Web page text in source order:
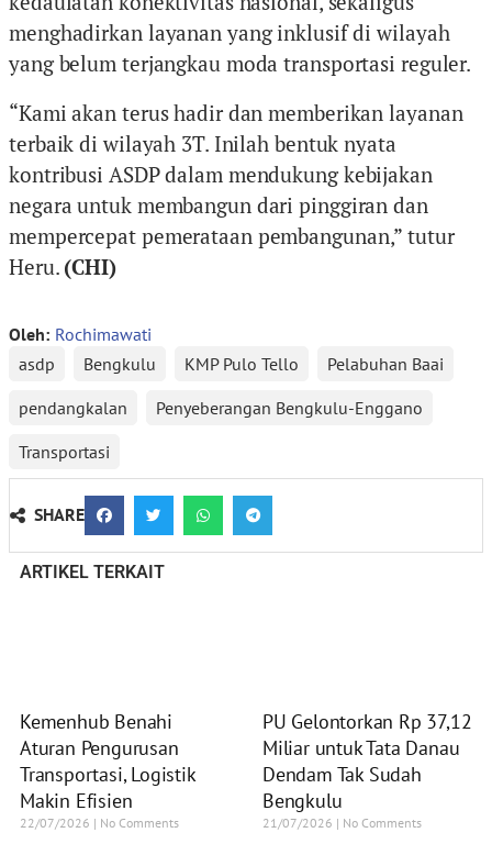
menghadirkan layanan yang inklusif di wilayah
yang belum terjangkau moda transportasi reguler.
“Kami akan terus hadir dan memberikan layanan
terbaik di wilayah 3T. Inilah bentuk nyata
kontribusi ASDP dalam mendukung kebijakan
negara untuk membangun dari pinggiran dan
mempercepat pemerataan pembangunan,” tutur
Heru. (CHI)
Oleh: Rochimawati
asdp
Bengkulu KMP Pulo Tello
Pelabuhan Baai
pendangkalan
Penyeberangan Bengkulu-Enggano
Transportasi
SHARE
ARTIKEL TERKAIT
Kemenhub Benahi
Aturan Pengurusan
Transportasi, Logistik
Makin Efisien
22/07/2026 No Comments
PU Gelontorkan Rp 37,12
Miliar untuk Tata Danau
Dendam Tak Sudah
Bengkulu
21/07/2026 No Comments